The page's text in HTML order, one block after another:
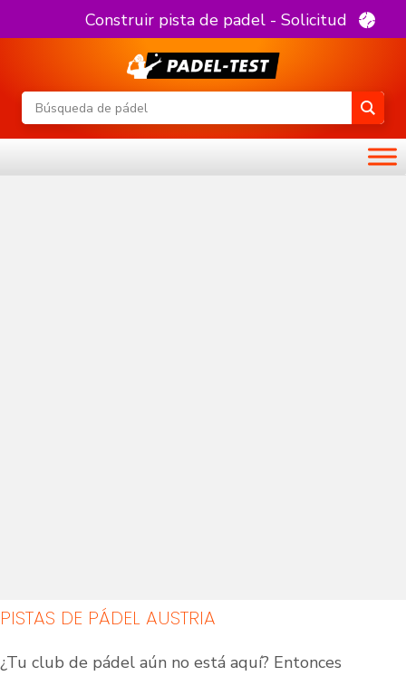
Construir pista de padel - Solicitud
PISTAS DE PÁDEL AUSTRIA
¿Tu club de pádel aún no está aquí? Entonces
Pistas de pádel
cubiertas
Pistas de pádel al aire
libre